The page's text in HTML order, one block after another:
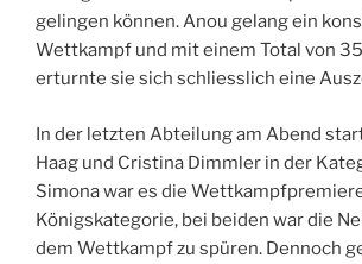
gelingen können. Anou gelang ein
Wettkampf und mit einem Total von
erturnte sie sich schliesslich eine
In der letzten Abteilung am Abend
Haag und Cristina Dimmler in der
Simona war es die
Königskategorie, bei beiden war die
dem Wettkampf zu spüren. Dennoch